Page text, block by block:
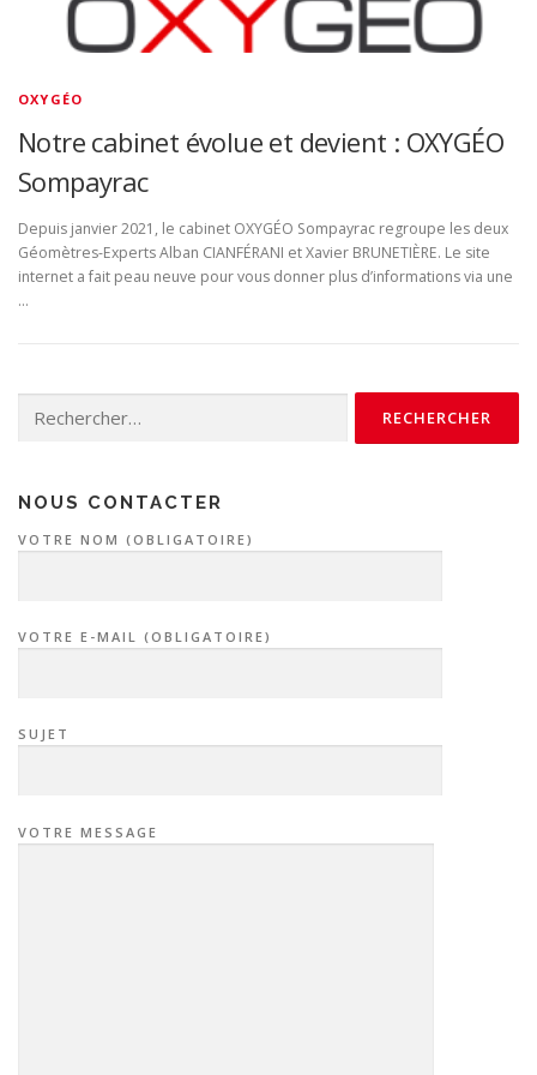
OXYGÉO
Notre cabinet évolue et devient : OXYGÉO
Sompayrac
Depuis janvier 2021, le cabinet OXYGÉO Sompayrac regroupe les deux
Géomètres-Experts Alban CIANFÉRANI et Xavier BRUNETIÈRE. Le site
internet a fait peau neuve pour vous donner plus d’informations via une
…
NOUS CONTACTER
VOTRE NOM (OBLIGATOIRE)
VOTRE E-MAIL (OBLIGATOIRE)
SUJET
VOTRE MESSAGE